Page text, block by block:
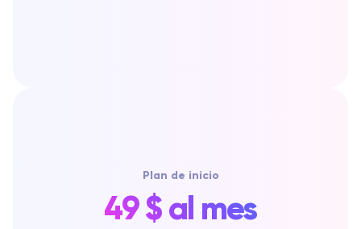
Plan de inicio
49 $ al mes